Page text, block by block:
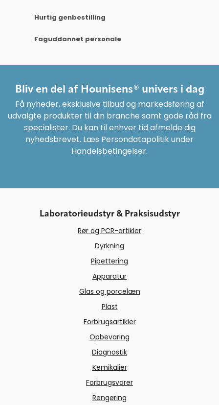
Hurtig genbestilling
Faguddannet personale
Bliv en del af Hounisens® univers i dag
Få nyheder, eksklusive tilbud og markedsføring af
udvalgte produkter til din branche samt gode råd fra
specialister. Du kan til enhver tid afmelde dig
nyhedsbrevet. Læs Persondatapolitik under
Handelsbetingelser.
Laboratorieudstyr & Praksisudstyr
Rør og PCR-artikler
Dyrkning
Pipettering
Apparatur
Glas og porcelæn
Plast
Forbrugsartikler
Opbevaring
Diagnostik
Kemikalier
Forbrugsvarer
Rengøring